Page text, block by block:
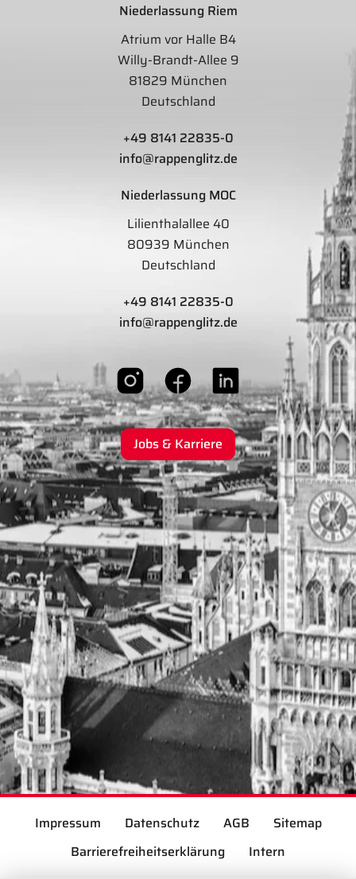
Niederlassung Riem
Atrium vor Halle B4
Willy-Brandt-Allee 9
81829 München
Deutschland
+49 8141 22835-0
info@rappenglitz.de
Niederlassung MOC
Lilienthalallee 40
80939 München
Deutschland
+49 8141 22835-0
info@rappenglitz.de
Jobs & Karriere
Impressum Datenschutz AGB
Sitemap
Barrierefreiheitserklärung
Intern